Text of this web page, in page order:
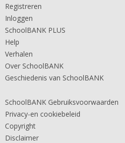
Registreren
Inloggen
SchoolBANK PLUS
Help
Verhalen
Over SchoolBANK
Geschiedenis van SchoolBANK
SchoolBANK Gebruiksvoorwaarden
Privacy-en cookiebeleid
Copyright
Disclaimer